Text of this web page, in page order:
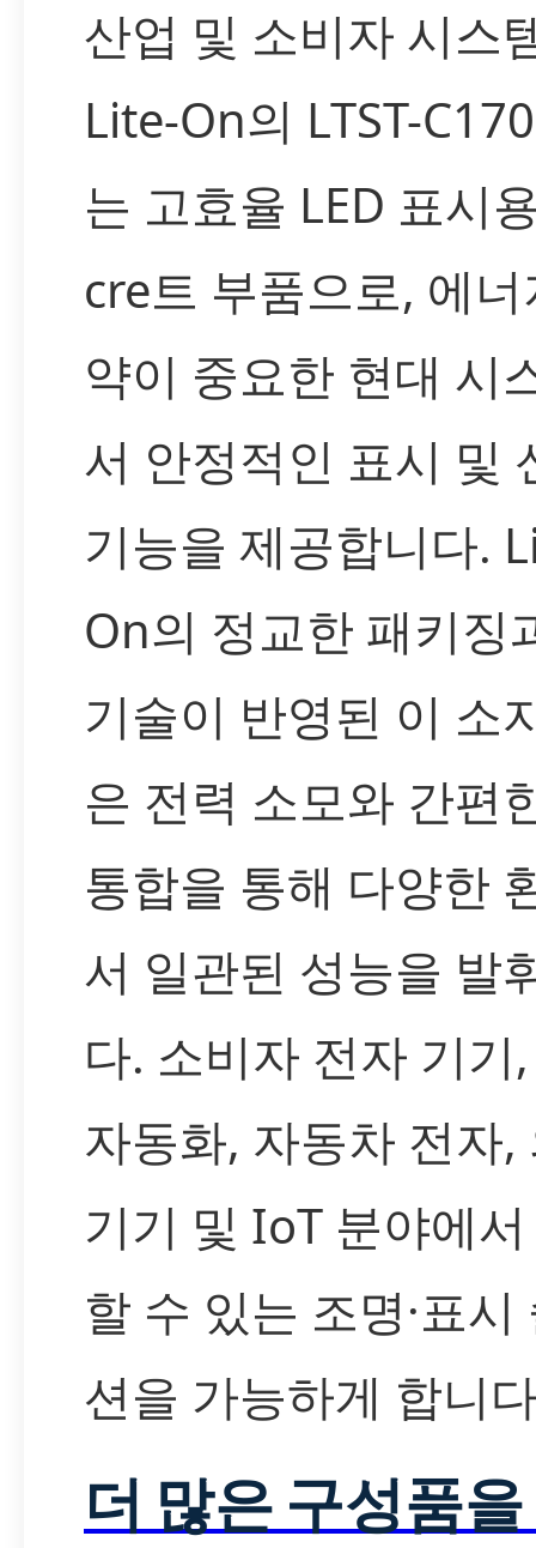
산업 및 소비자 시스
Lite-On의 LTST-
는 고효율 LED 표시
cre트 부품으로, 에
약이 중요한 현대 시
서 안정적인 표시 및
기능을 제공합니다.
On의 정교한 패키징
기술이 반영된 이 소
은 전력 소모와 간편
통합을 통해 다양한
서 일관된 성능을 발
다. 소비자 전자 기기
자동화, 자동차 전자,
기기 및 IoT 분야에
할 수 있는 조명·표시
션을 가능하게 합니
더 많은 구성품